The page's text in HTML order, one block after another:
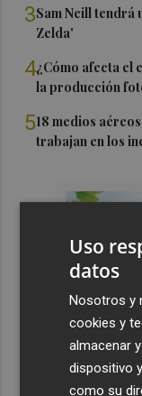
3Sam Neill tendrá
Zelda'
4¿Cómo afecta el
la producción
518 medios
trabajan en los
Uso
datos
Nosotros y
cookies y
almacenar
dispositivo
como su